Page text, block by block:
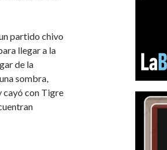
partido chivo
llegar a la
de la
sombra,
cayó con Tigre